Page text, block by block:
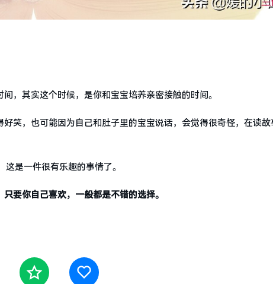
，其实这个时候，是你和宝宝培养亲密接触的时间。
笑，也可能因为自己和肚子里的宝宝说话，会觉得很奇怪，在读故
是一件很有乐趣的事情了。
要你自己喜欢，一般都是不错的选择。